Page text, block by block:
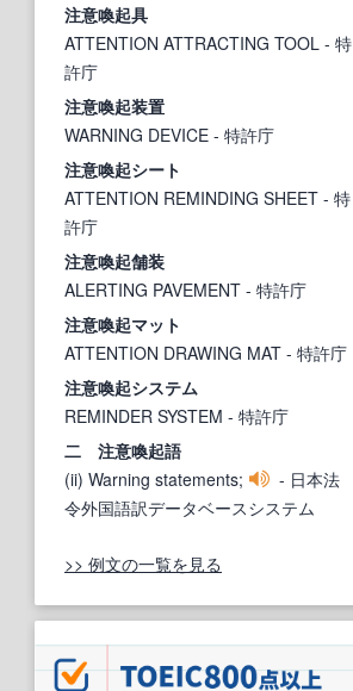
注意喚起具
ATTENTION ATTRACTING TOOL - 特
許庁
注意喚起装置
WARNING DEVICE - 特許庁
注意喚起シート
ATTENTION REMINDING SHEET - 特
許庁
注意喚起舗装
ALERTING PAVEMENT - 特許庁
注意喚起マット
ATTENTION DRAWING MAT - 特許庁
注意喚起システム
REMINDER SYSTEM - 特許庁
二 注意喚起語
(ii) Warning statements;
- 日本法
令外国語訳データベースシステム
>> 例文の一覧を見る